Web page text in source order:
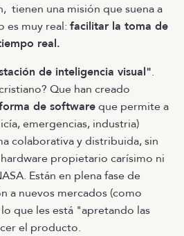
tienen una misión que suena a
es muy real: facilitar la toma de
real.
de inteligencia visual".
Que han creado
de softwareque permite a
emergencias, industria)
colaborativa y distribuida, sin
propietario carísimo ni
Están en plena fase de
a nuevos mercados (como
que les está "apretando las
el producto.